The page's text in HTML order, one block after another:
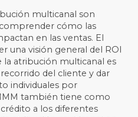
multicanal son
cómo las
en las ventas. El
una visión general del ROI
atribución multicanal es
del cliente y dar
individuales por
también tiene como
a los diferentes